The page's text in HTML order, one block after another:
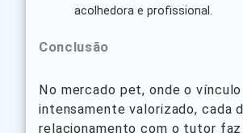
acolhedora e profissional.
Conclusão
No mercado pet, onde o
intensamente valorizado, cada
relacionamento com o tutor